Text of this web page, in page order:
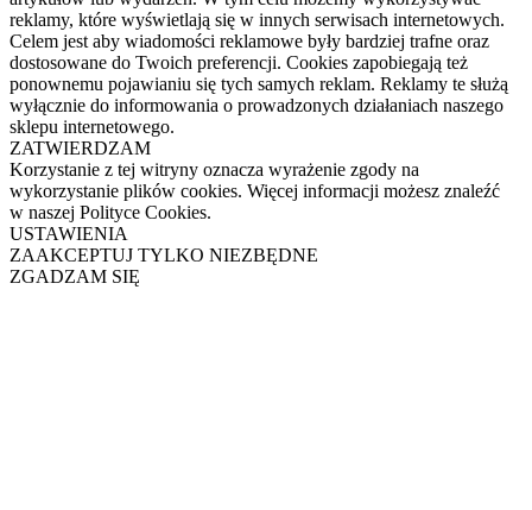
reklamy, które wyświetlają się w innych serwisach internetowych.
Celem jest aby wiadomości reklamowe były bardziej trafne oraz
dostosowane do Twoich preferencji. Cookies zapobiegają też
ponownemu pojawianiu się tych samych reklam. Reklamy te służą
wyłącznie do informowania o prowadzonych działaniach naszego
sklepu internetowego.
ZATWIERDZAM
Korzystanie z tej witryny oznacza wyrażenie zgody na
wykorzystanie plików cookies. Więcej informacji możesz znaleźć
w naszej Polityce Cookies.
USTAWIENIA
ZAAKCEPTUJ TYLKO NIEZBĘDNE
ZGADZAM SIĘ